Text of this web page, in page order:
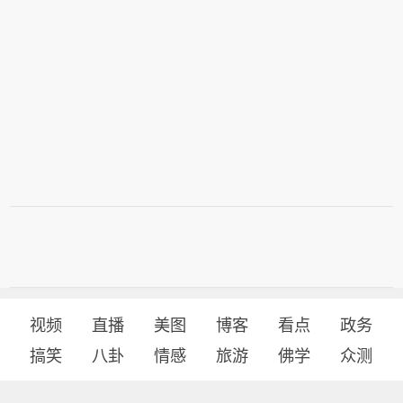
视频 直播 美图 博客 看点
政务
搞笑
八卦 情感 旅游 佛学 众测